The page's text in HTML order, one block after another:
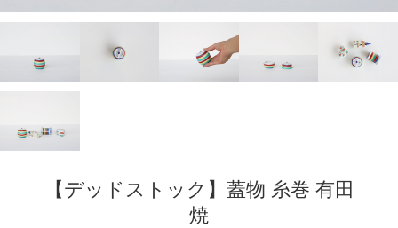
【デッドストック】蓋物 糸巻 有田
焼